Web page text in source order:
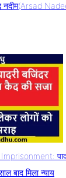
नदीम(Arsad
बाद मिला न्याय